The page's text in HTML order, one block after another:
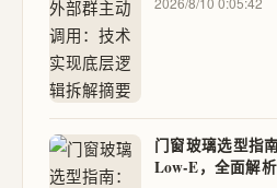
门窗玻璃选型指
Low-E，全面解